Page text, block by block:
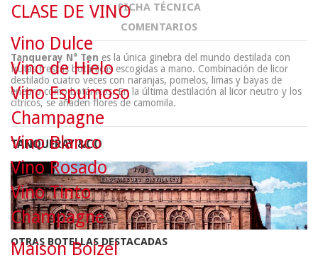
FICHA TÉCNICA
COMENTARIOS
Tanqueray N° Ten es la única ginebra del mundo destilada con
frutas frescas botánicas escogidas a mano. Combinación de licor
destilado cuatro veces con naranjas, pomelos, limas y bayas de
enebro como botánicos. En la última destilación al licor neutro y los
cítricos, se añaden flores de camomila.
TANQUERAY &CO
OTRAS BOTELLAS DESTACADAS
CLASE DE VINO
Vino Dulce
Vino de Hielo
Vino Espumoso
Champagne
Vino Blanco
Vino Rosado
Vino Tinto
Champagne
Maison Boizel